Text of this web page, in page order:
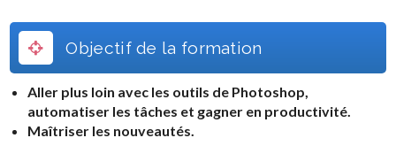
Objectif de la formation
Aller plus loin avec les outils de Photoshop,
automatiser les tâches et gagner en productivité.
Maîtriser les nouveautés.